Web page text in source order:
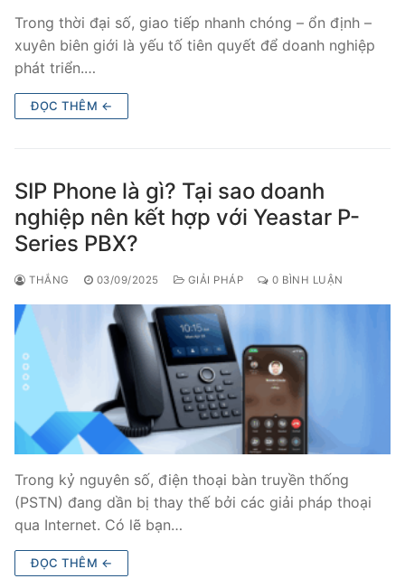
Trong thời đại số, giao tiếp nhanh chóng – ổn định –
xuyên biên giới là yếu tố tiên quyết để doanh nghiệp
phát triển.…
ĐỌC THÊM ←
SIP Phone là gì? Tại sao doanh
nghiệp nên kết hợp với Yeastar P-
Series PBX?
THẮNG 03/09/2025 GIẢI PHÁP 0 BÌNH LUẬN
Trong kỷ nguyên số, điện thoại bàn truyền thống
(PSTN) đang dần bị thay thế bởi các giải pháp thoại
qua Internet. Có lẽ bạn…
ĐỌC THÊM ←